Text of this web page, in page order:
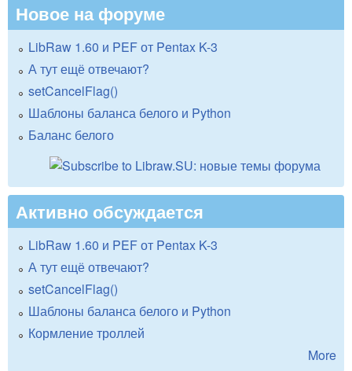
Новое на форуме
LibRaw 1.60 и PEF от Pentax K-3
А тут ещё отвечают?
setCancelFlag()
Шаблоны баланса белого и Python
Баланс белого
Активно обсуждается
LibRaw 1.60 и PEF от Pentax K-3
А тут ещё отвечают?
setCancelFlag()
Шаблоны баланса белого и Python
Кормление троллей
More